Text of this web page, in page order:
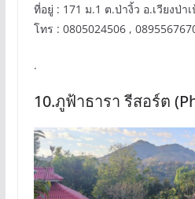
ที่อยู่ : 171 ม.1 ต.ป่างิ้ว อ.เวียงป่า
โทร : 0805024506 ,
.
10.ภูฟ้าธารา รีสอร์ต